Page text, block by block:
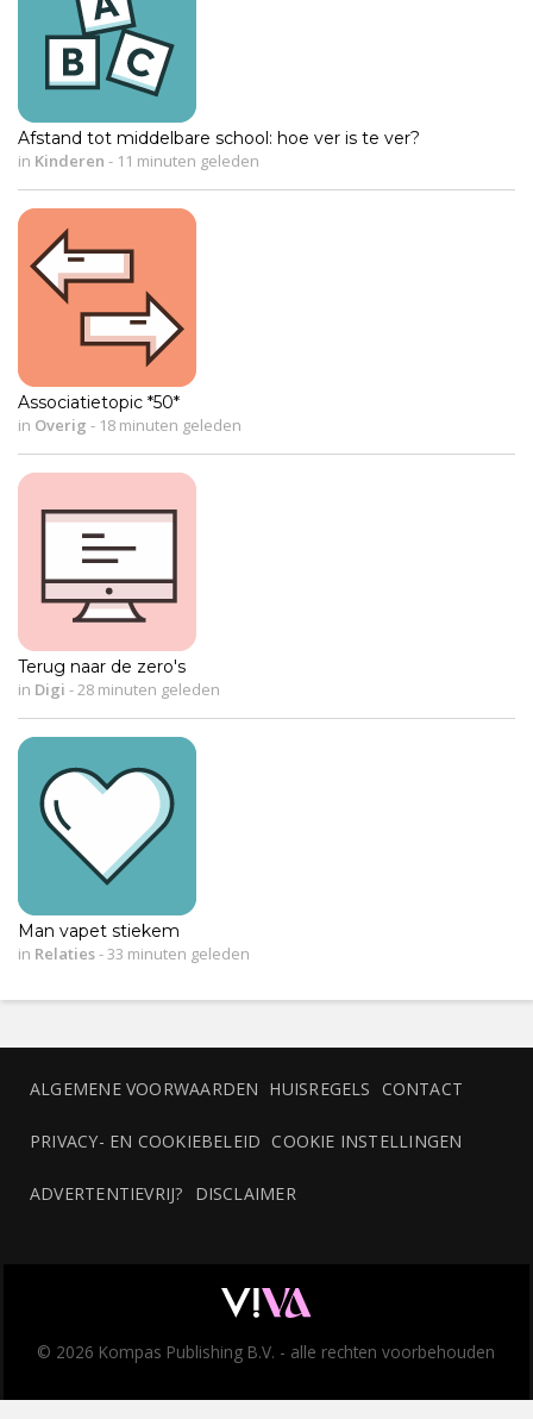
Afstand tot middelbare school: hoe ver is te ver?
in Kinderen - 11 minuten geleden
Associatietopic *50*
in Overig - 18 minuten geleden
Terug naar de zero's
in Digi - 28 minuten geleden
Man vapet stiekem
in Relaties- 33 minuten geleden
ALGEMENE VOORWAARDEN HUISREGELS CONTACT
PRIVACY- EN COOKIEBELEID COOKIE INSTELLINGEN
ADVERTENTIEVRIJ? DISCLAIMER
© 2026 Kompas Publishing B.V. - alle rechten voorbehouden